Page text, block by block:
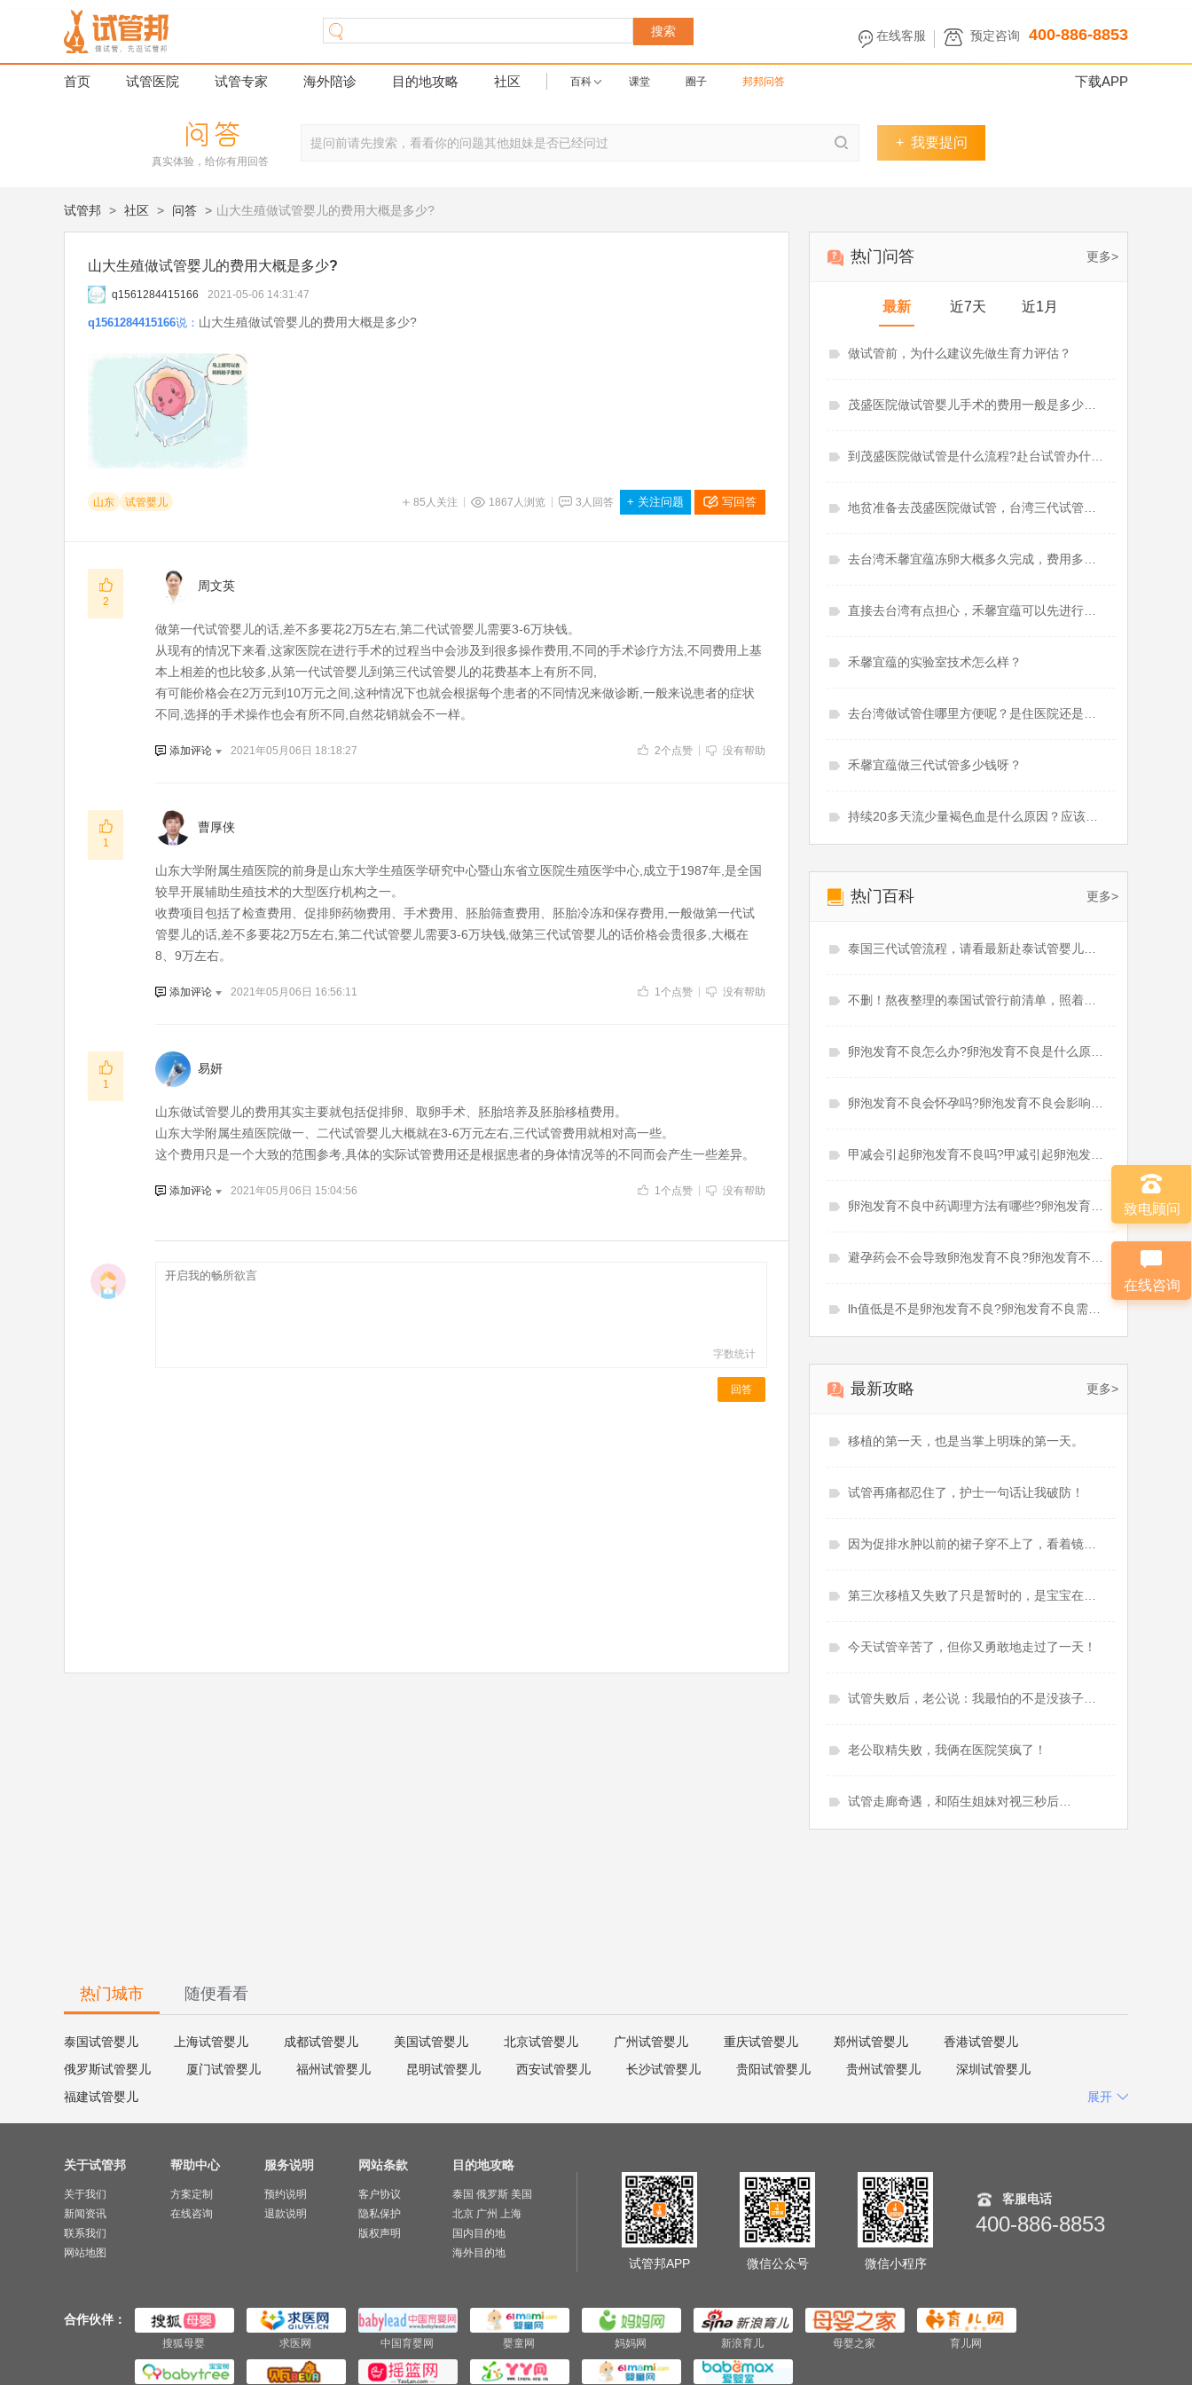
搜索 在线客服 预定咨询 400-886-8853
首页 试管医院 试管专家 海外陪诊 目的地攻略 社区 百科 课堂 圈子 邦邦问答 下载APP
真实体验，给你有用回答
+ 我要提问
试管邦 > 社区 > 问答 > 山大生殖做试管婴儿的费用大概是多少?
山大生殖做试管婴儿的费用大概是多少?
q1561284415166 2021-05-06 14:31:47
q1561284415166说： 山大生殖做试管婴儿的费用大概是多少?
山东 试管婴儿 85 人关注 人浏览 3 人回答 + 关注问题 写回答
2
周文英
做第一代试管婴儿的话,差不多要花2万5左右,第二代试管婴儿需要3-6万块钱。
从现有的情况下来看,这家医院在进行手术的过程当中会涉及到很多操作费用,不同的手术诊疗方法,不同费用上基
本上相差的也比较多,从第一代试管婴儿到第三代试管婴儿的花费基本上有所不同,
有可能价格会在2万元到10万元之间,这种情况下也就会根据每个患者的不同情况来做诊断,一般来说患者的症状
不同,选择的手术操作也会有所不同,自然花销就会不一样。
添加评论 2021年05月06日 18:18:27 2个点赞 没有帮助
1
曹厚侠
山东大学附属生殖医院的前身是山东大学生殖医学研究中心暨山东省立医院生殖医学中心,成立于1987年,是全国
较早开展辅助生殖技术的大型医疗机构之一。
收费项目包括了检查费用、促排卵药物费用、手术费用、胚胎筛查费用、胚胎冷冻和保存费用,一般做第一代试
管婴儿的话,差不多要花2万5左右,第二代试管婴儿需要3-6万块钱,做第三代试管婴儿的话价格会贵很多,大概在
8、9万左右。
添加评论 2021年05月06日 16:56:11 1 个点赞 没有帮助
1
易妍
山东做试管婴儿的费用其实主要就包括促排卵、取卵手术、胚胎培养及胚胎移植费用。
山东大学附属生殖医院做一、二代试管婴儿大概就在3-6万元左右,三代试管费用就相对高一些。
这个费用只是一个大致的范围参考,具体的实际试管费用还是根据患者的身体情况等的不同而会产生一些差异。
添加评论 2021年05月06日 15:04:56 1 个点赞 没有帮助
字数统计
回答
热门问答 更多>
最新 近7天 近1月
做试管前，为什么建议先做生育力评估？
禾馨宜蕴的实验室技术怎么样？
禾馨宜蕴做三代试管多少钱呀？
热门百科 更多>
最新攻略 更多>
移植的第一天，也是当掌上明珠的第一天。
试管再痛都忍住了，护士一句话让我破防！
今天试管辛苦了，但你又勇敢地走过了一天！
老公取精失败，我俩在医院笑疯了！
试管走廊奇遇，和陌生姐妹对视三秒后…
热门城市 随便看看
泰国试管婴儿 上海试管婴儿 成都试管婴儿 美国试管婴儿 北京试管婴儿 广州试管婴儿 重庆试管婴儿 郑州试管婴儿
香港试管婴儿
俄罗斯试管婴儿
厦门试管婴儿 福州试管婴儿 昆明试管婴儿 西安试管婴儿 长沙试管婴儿 贵阳试管婴儿 贵州试管婴儿
深圳试管婴儿
福建试管婴儿
展开
致电顾问
在线咨询
关于试管邦
关于我们
新闻资讯
联系我们
网站地图
帮助中心
方案定制
在线咨询
服务说明
预约说明
退款说明
网站条款
客户协议
隐私保护
版权声明
目的地攻略
泰国 俄罗斯 美国
北京 广州 上海
国内目的地
海外目的地
试管邦APP 微信公众号 微信小程序
客服电话
400-886-8853
合作伙伴：
搜狐母婴 求医网 中国育婴网 婴童网 妈妈网 新浪育儿 母婴之家 育儿网